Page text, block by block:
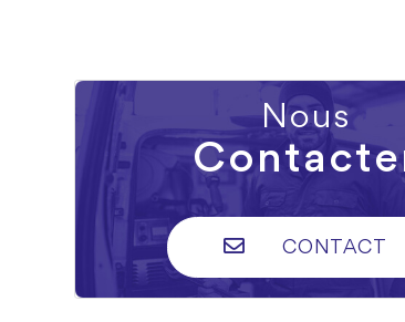
Nous
CONTACT